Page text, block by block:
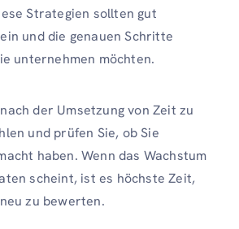
Strategien sollten gut
und die genauen Schritte
unternehmen möchten.
der Umsetzung von Zeit zu
und prüfen Sie, ob Sie
haben. Wenn das Wachstum
scheint, ist es höchste Zeit,
zu bewerten.